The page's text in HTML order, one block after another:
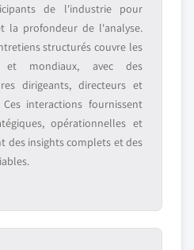
de l'industrie pour
la profondeur de l'analyse.
structurés couvre les
et mondiaux, avec des
dirigeants, directeurs et
interactions fournissent
opérationnelles et
des insights complets et des